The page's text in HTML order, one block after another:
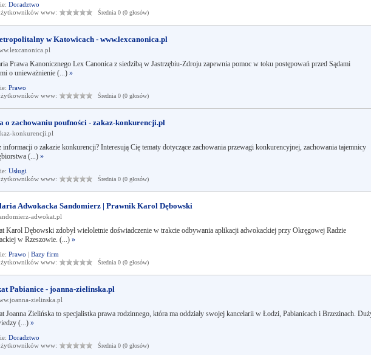
Doradztwo
www:
Średnia 0 (0 głosów)
w Katowicach - www.lexcanonica.pl
Prawa Kanonicznego Lex Canonica z siedzibą w Jastrzębiu-Zdroju zapewnia pomoc w toku postępowań przed Sądami
o unieważnienie (...) »
Prawo
www:
Średnia 0 (0 głosów)
o zachowaniu poufności - zakaz-konkurencji.pl
konkurencji.pl
informacji o zakazie konkurencji? Interesują Cię tematy dotyczące zachowania przewagi konkurencyjnej, zachowania tajemnicy
(...) »
Usługi
www:
Średnia 0 (0 głosów)
Adwokacka Sandomierz | Prawnik Karol Dębowski
adwokat.pl
Karol Dębowski zdobył wieloletnie doświadczenie w trakcie odbywania aplikacji adwokackiej przy Okręgowej Radzie
w Rzeszowie. (...) »
Prawo | Bazy firm
www:
Średnia 0 (0 głosów)
Pabianice - joanna-zielinska.pl
zielinska.pl
Joanna Zielińska to specjalistka prawa rodzinnego, która ma oddziały swojej kancelarii w Łodzi, Pabianicach i Brzezinach.
(...) »
Doradztwo
www:
Średnia 0 (0 głosów)